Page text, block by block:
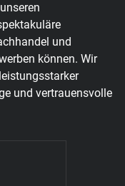
und
können. Wir
und vertrauensvolle